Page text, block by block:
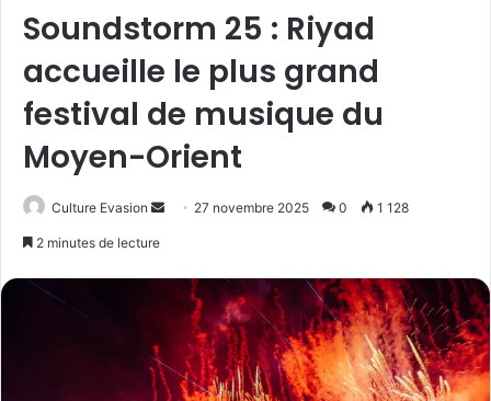
Soundstorm 25 : Riyad
accueille le plus grand
festival de musique du
Moyen-Orient
Culture Evasion
r
u
27 novembre 2025 0 1 128
2 minutes de lecture